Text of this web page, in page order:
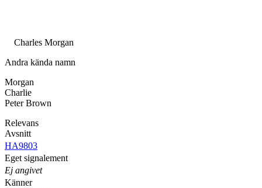
Charles Morgan
Andra kända namn
Morgan
Charlie
Peter Brown
Relevans
Avsnitt
HA9803
Eget signalement
Ej angivet
Känner